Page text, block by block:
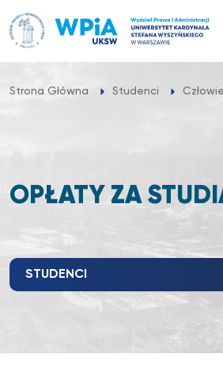
do
treści
Strona Główna Studenci
OPŁATY ZA
STUDENCI